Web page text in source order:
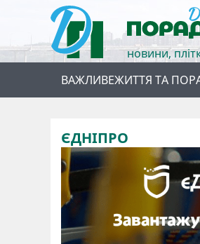
новини,
ВАЖЛИВЕЖИТТЯ ТА
ЄДНІПРО